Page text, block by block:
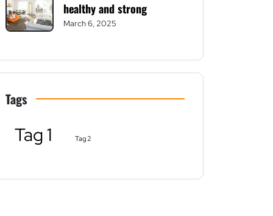
healthy and strong
March 6, 2025
Tags
Tag 1 Tag 2